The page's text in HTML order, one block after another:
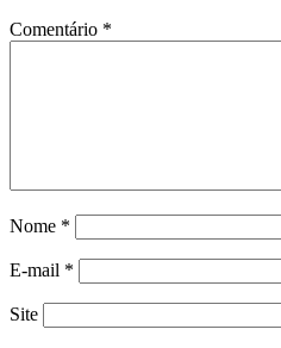
Comentário *
Nome *
E-mail *
Site